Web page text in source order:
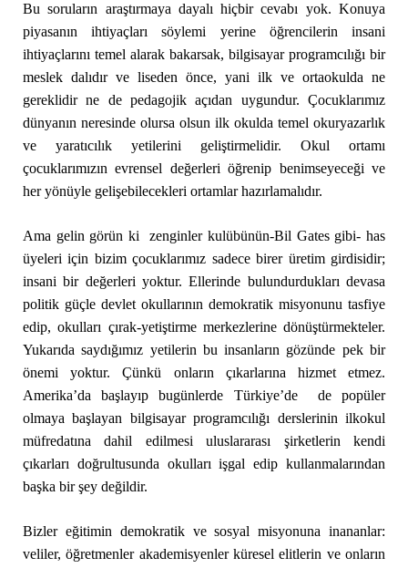
Bu soruların araştırmaya dayalı hiçbir cevabı yok. Konuya
piyasanın ihtiyaçları söylemi yerine öğrencilerin insani
ihtiyaçlarını temel alarak bakarsak, bilgisayar programcılığı bir
meslek dalıdır ve liseden önce, yani ilk ve ortaokulda ne
gereklidir ne de pedagojik açıdan uygundur. Çocuklarımız
dünyanın neresinde olursa olsun ilk okulda temel okuryazarlık
ve yaratıcılık yetilerini geliştirmelidir. Okul ortamı
çocuklarımızın evrensel değerleri öğrenip benimseyeceği ve
her yönüyle gelişebilecekleri ortamlar hazırlamalıdır.
Ama gelin görün ki zenginler kulübünün-Bil Gates gibi- has
üyeleri için bizim çocuklarımız sadece birer üretim girdisidir;
insani bir değerleri yoktur. Ellerinde bulundurdukları devasa
politik güçle devlet okullarının demokratik misyonunu tasfiye
edip, okulları çırak-yetiştirme merkezlerine dönüştürmekteler.
Yukarıda saydığımız yetilerin bu insanların gözünde pek bir
önemi yoktur. Çünkü onların çıkarlarına hizmet etmez.
Amerika’da başlayıp bugünlerde Türkiye’de de popüler
olmaya başlayan bilgisayar programcılığı derslerinin ilkokul
müfredatına dahil edilmesi uluslararası şirketlerin kendi
çıkarları doğrultusunda okulları işgal edip kullanmalarından
başka bir şey değildir.
Bizler eğitimin demokratik ve sosyal misyonuna inananlar:
veliler, öğretmenler akademisyenler küresel elitlerin ve onların